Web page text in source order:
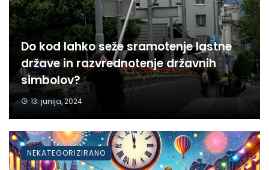
Do kod lahko seže sramotenje lastne
države in razvrednotenje državnih
simbolov?
13. junija, 2024
NEKATEGORIZIRANO